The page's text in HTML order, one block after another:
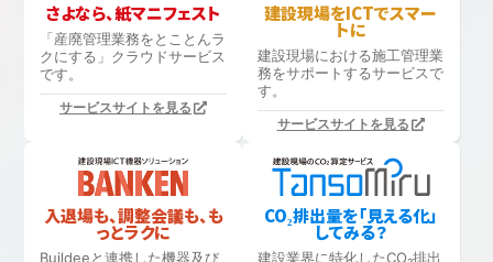
さよなら、紙マニフェスト
「産廃管理業務をとことんラ
クにする」 クラウドサービス
です。
サービスサイトを見る
建設現場をICTでスマー
トに
建設現場における施工管理業
務をサポートするサービスで
す。
サービスサイトを見る
入退場も、調整会議も、も
っとラクに
Buildeeと連携した機器及び
CO₂排出量を「見える化」
してみる？
建設業界に特化したCO₂排出